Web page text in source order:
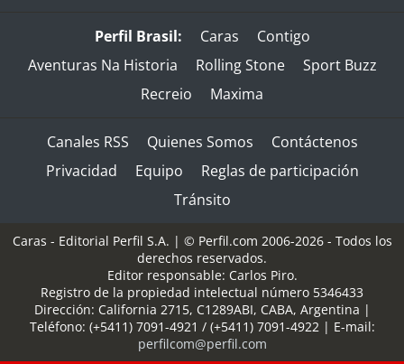
Perfil Brasil: Caras
Contigo
Aventuras Na Historia
Rolling Stone
Sport Buzz
Recreio
Maxima
Canales RSS Quienes Somos
Contáctenos
Privacidad
Equipo
Reglas de participación
Tránsito
Caras - Editorial Perfil S.A. | © Perfil.com 2006-2026 - Todos los
derechos reservados.
Editor responsable: Carlos Piro.
Registro de la propiedad intelectual número 5346433
Dirección: California 2715, C1289ABI, CABA, Argentina |
Teléfono: (+5411) 7091-4921 / (+5411) 7091-4922| E-mail:
perfilcom@perfil.com